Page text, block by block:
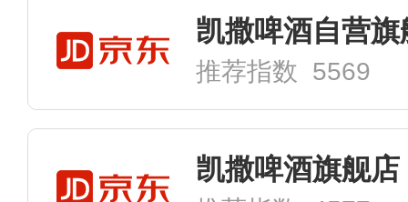
凯撒啤酒自营旗
推荐指数 5569
凯撒啤酒旗舰店